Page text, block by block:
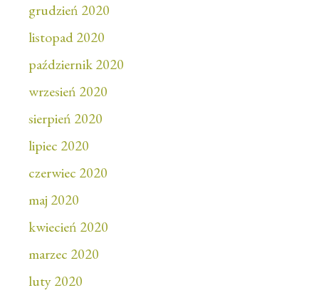
grudzień 2020
listopad 2020
październik 2020
wrzesień 2020
sierpień 2020
lipiec 2020
czerwiec 2020
maj 2020
kwiecień 2020
marzec 2020
luty 2020